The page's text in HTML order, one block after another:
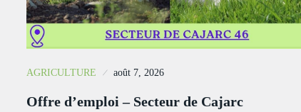
AGRICULTURE août 7, 2026
Offre d’emploi – Secteur de Cajarc